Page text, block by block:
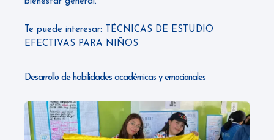
Te puede interesar: TÉCNICAS DE ESTUDIO
EFECTIVAS PARA NIÑOS
Desarrollo de habilidades académicas y emocionales